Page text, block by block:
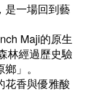
是一場回到藝
Maji的原生
林經過歷史驗
」。
花香與優雅酸